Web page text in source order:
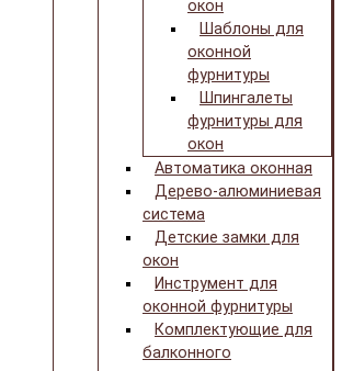
окон
Шаблоны для
оконной
фурнитуры
Шпингалеты
фурнитуры для
окон
Автоматика оконная
Дерево-алюминиевая
система
Детские замки для
окон
Инструмент для
оконной фурнитуры
Комплектующие для
балконного